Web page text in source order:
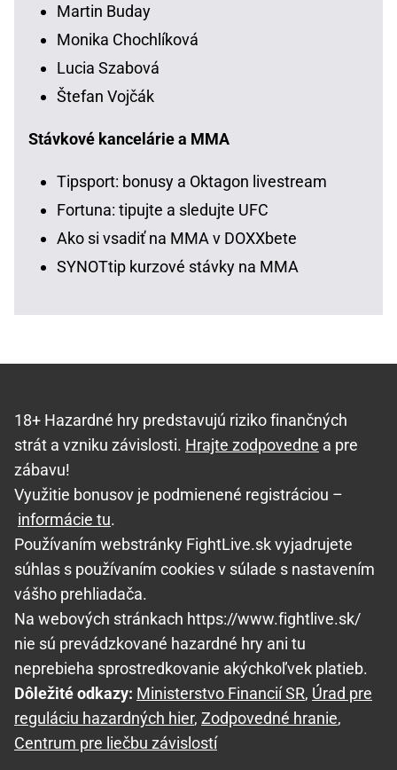
Martin Buday
Monika Chochlíková
Lucia Szabová
Štefan Vojčák
Stávkové kancelárie a MMA
Tipsport: bonusy a Oktagon livestream
Fortuna: tipujte a sledujte UFC
Ako si vsadiť na MMA v DOXXbete
SYNOTtip kurzové stávky na MMA
18+ Hazardné hry predstavujú riziko finančných
strát a vzniku závislosti. Hrajte zodpovedne a pre
zábavu!
Využitie bonusov je podmienené registráciou –
informácie tu.
Používaním webstránky FightLive.sk vyjadrujete
súhlas s používaním cookies v súlade s nastavením
vášho prehliadača.
Na webových stránkach https://www.fightlive.sk/
nie sú prevádzkované hazardné hry ani tu
neprebieha sprostredkovanie akýchkoľvek platieb.
Dôležité odkazy: Ministerstvo Financií SR, Úrad pre
reguláciu hazardných hier, Zodpovedné hranie,
Centrum pre liečbu závislostí